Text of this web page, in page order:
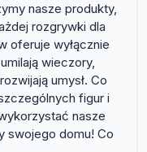
nasze produkty,
rozgrywki dla
oferuje wyłącznie
wieczory,
umysł. Co
figur i
nasze
swojego domu! Co